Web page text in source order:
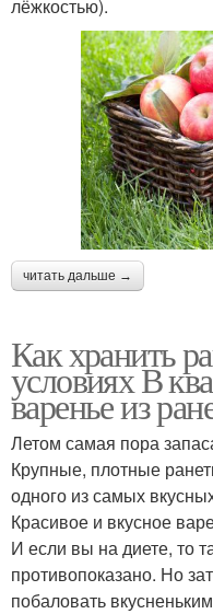
лёжкостью).
читать дальше →
Как хранить
условиях В
варенье из
Летом самая пора
Крупные, плотные
одного из самых
Красивое и вкусное
И если вы на диете, то
противопоказано. Но
побаловать